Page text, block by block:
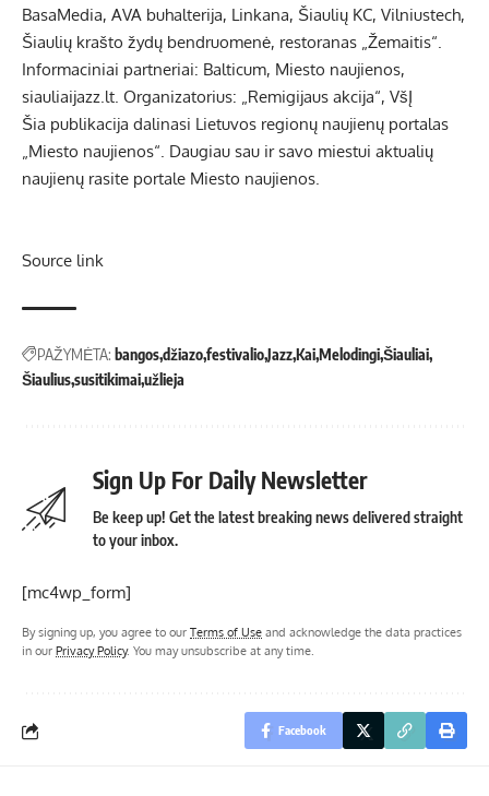
BasaMedia, AVA buhalterija, Linkana, Šiaulių KC, Vilniustech,
Šiaulių krašto žydų bendruomenė, restoranas „Žemaitis“.
Informaciniai partneriai: Balticum, Miesto naujienos,
siauliaijazz.lt. Organizatorius: „Remigijaus akcija“, VšĮ
Šia publikacija dalinasi Lietuvos regionų naujienų portalas
„Miesto naujienos“. Daugiau sau ir savo miestui aktualių
naujienų rasite portale Miesto naujienos.
Source link
PAŽYMĖTA: bangosdžiazofestivalioJazzKaiMelodingiŠiauliai
Šiauliussusitikimaiužlieja
Sign Up For Daily Newsletter
Be keep up! Get the latest breaking news delivered straight
to your inbox.
[mc4wp_form]
By signing up, you agree to our Terms of Use and acknowledge the data practices
in our Privacy Policy. You may unsubscribe at any time.
Facebook